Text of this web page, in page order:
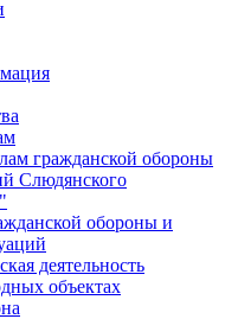
гражданской обороны
Слюдянского
обороны и
деятельность
объектах